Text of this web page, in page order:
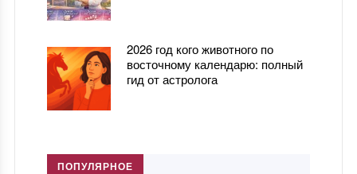
2026 год кого животного по
восточному календарю: полный
гид от астролога
ПОПУЛЯРНОЕ